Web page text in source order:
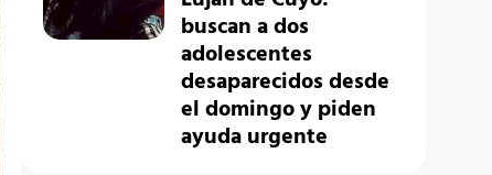
buscan a dos
adolescentes
desaparecidos desde
el domingo y piden
ayuda urgente